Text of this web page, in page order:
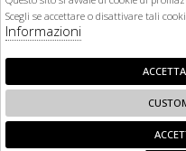
Facebook
Rivenditori
Prodotti
Scegli se accettare o disattivare tali
Informazioni